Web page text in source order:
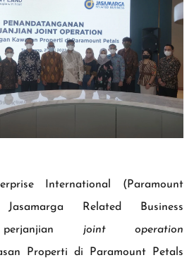
International (Paramount
Related Business
perjanjian joint operation
Properti di Paramount Petals